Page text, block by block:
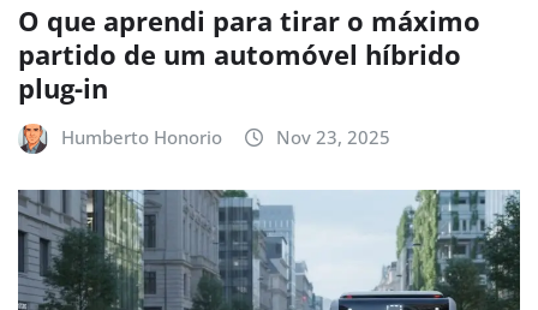
O que aprendi para tirar o máximo
partido de um automóvel híbrido
plug-in
Humberto Honorio Nov 23, 2025